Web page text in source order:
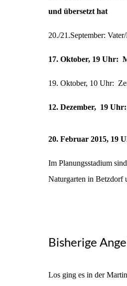
und übersetzt hat
20./21.September:
17. Oktober, 19 Uhr:
19. Oktober, 10 Uhr:
12. Dezember, 19
20. Februar 2015, 19
Im Planungsstadium
Naturgarten in Betzdorf
Bisherige
Los ging es in der